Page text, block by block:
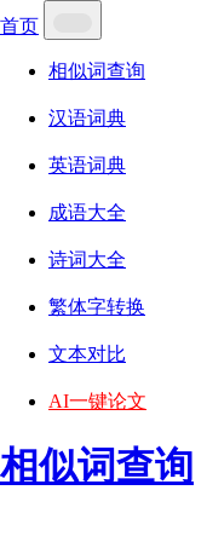
首页
相似词查询
汉语词典
英语词典
成语大全
诗词大全
繁体字转换
文本对比
AI一键论文
相似词查询